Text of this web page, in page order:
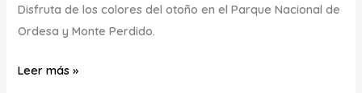
Disfruta de los colores del otoño en el Parque Nacional de
Ordesa y Monte Perdido.
Leer más »